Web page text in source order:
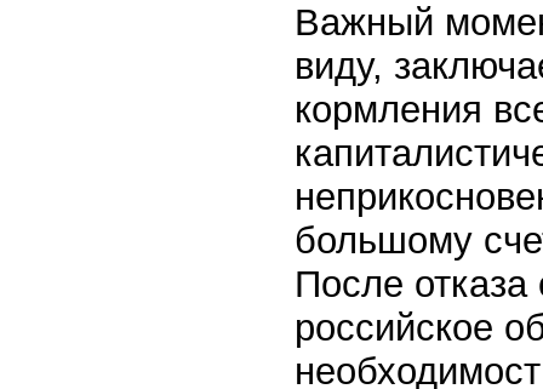
Важный
виду,
кормления
большому
После отказа
российское